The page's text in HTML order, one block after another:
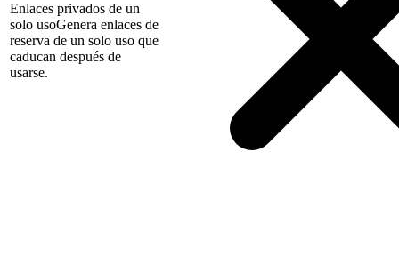
Enlaces privados de un
solo usoGenera enlaces de
reserva de un solo uso que
caducan después de
usarse.